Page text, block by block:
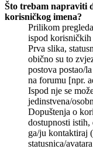
Što trebam napraviti
korisničkog imena?
Prilikom
ispod korisničkih
Prva slika,
obično su to
postova postao/
na forumu [npr.
Ispod nje se
jedinstvena/
Dopuštenja o
dostupnosti
ga/ju kontaktiraj
statusnica/